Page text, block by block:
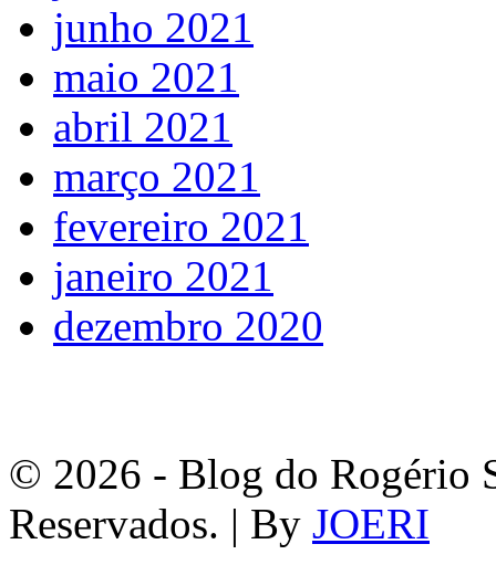
junho 2021
maio 2021
abril 2021
março 2021
fevereiro 2021
janeiro 2021
dezembro 2020
© 2026 - Blog do Rogério
Reservados. | By JOERI